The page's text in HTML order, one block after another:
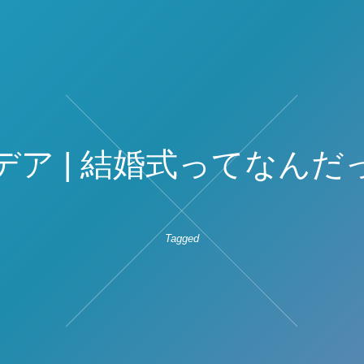
ア | 結婚式ってなんだ
Tagged